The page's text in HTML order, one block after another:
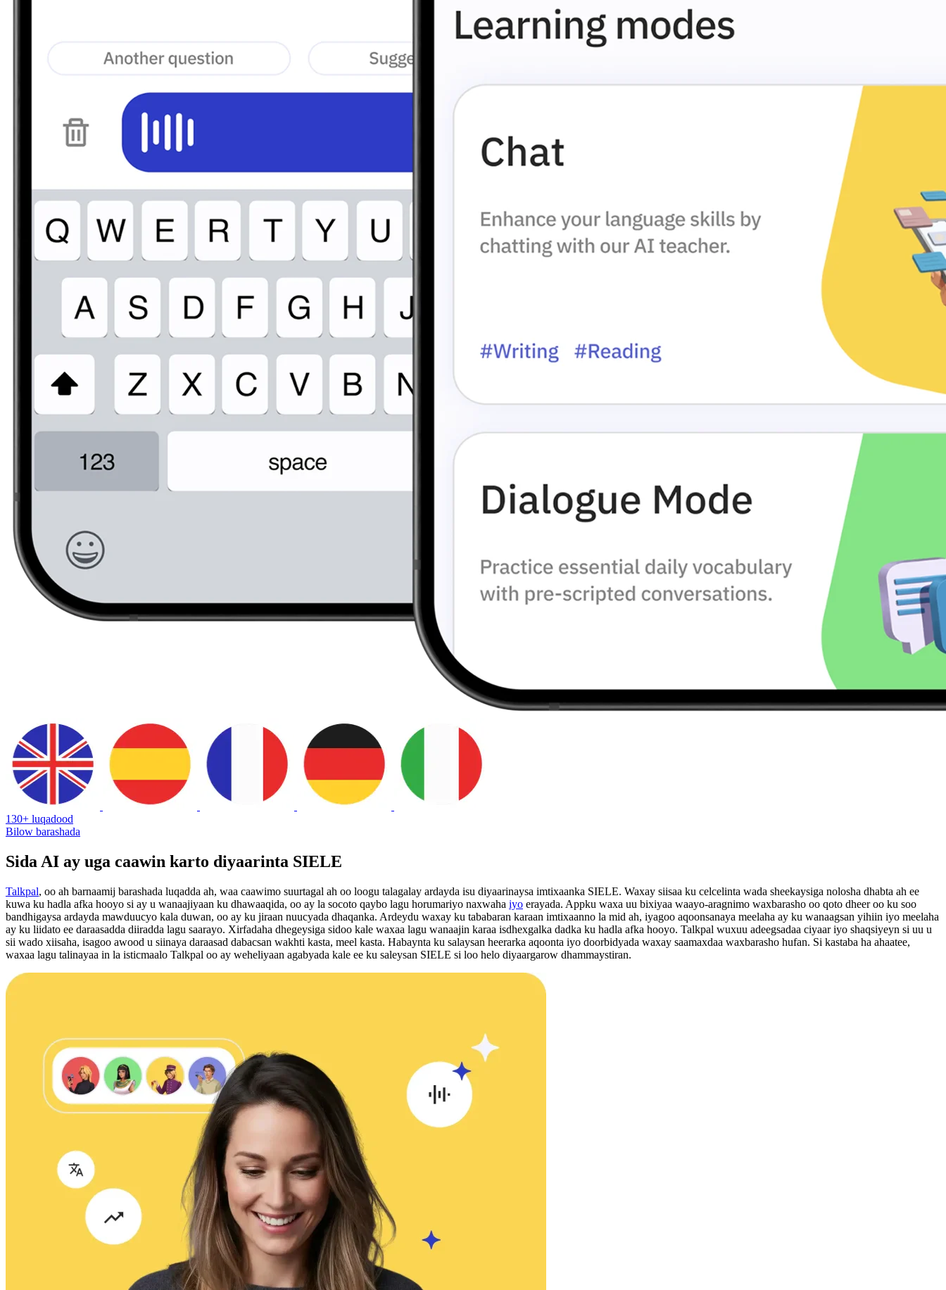
130+ luqadood
Bilow barashada
Sida AI ay uga caawin karto diyaarinta SIELE
Talkpal, oo ah barnaamij barashada luqadda ah, waa caawimo suurtagal ah oo loogu talagalay ardayda isu diyaarinaysa imtixaanka SIELE. Waxay siisaa ku celcelinta wada sheekaysiga nolosha dhabta ah ee
kuwa ku hadla afka hooyo si ay u wanaajiyaan ku dhawaaqida, oo ay la socoto qaybo lagu horumariyo naxwaha iyo erayada. Appku waxa uu bixiyaa waayo-aragnimo waxbarasho oo qoto dheer oo ku soo
bandhigaysa ardayda mawduucyo kala duwan, oo ay ku jiraan nuucyada dhaqanka. Ardeydu waxay ku tababaran karaan imtixaanno la mid ah, iyagoo aqoonsanaya meelaha ay ku wanaagsan yihiin iyo meelaha
ay ku liidato ee daraasadda diiradda lagu saarayo. Xirfadaha dhegeysiga sidoo kale waxaa lagu wanaajin karaa isdhexgalka dadka ku hadla afka hooyo. Talkpal wuxuu adeegsadaa ciyaar iyo shaqsiyeyn si uu u
sii wado xiisaha, isagoo awood u siinaya daraasad dabacsan wakhti kasta, meel kasta. Habaynta ku salaysan heerarka aqoonta iyo doorbidyada waxay saamaxdaa waxbarasho hufan. Si kastaba ha ahaatee,
waxaa lagu talinayaa in la isticmaalo Talkpal oo ay weheliyaan agabyada kale ee ku saleysan SIELE si loo helo diyaargarow dhammaystiran.